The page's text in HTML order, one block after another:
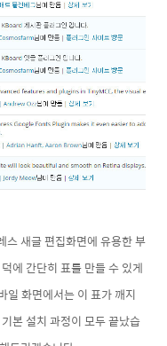
스 새글 편집화면에 유용한 부
에 간단히 표를 만들 수 있게
일 화면에서는 이 표가 깨지
본 설치 과정이 모두 끝났습